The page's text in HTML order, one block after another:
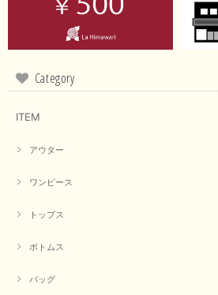
Category
ITEM
アウター
ワンピース
トップス
ボトムス
バッグ